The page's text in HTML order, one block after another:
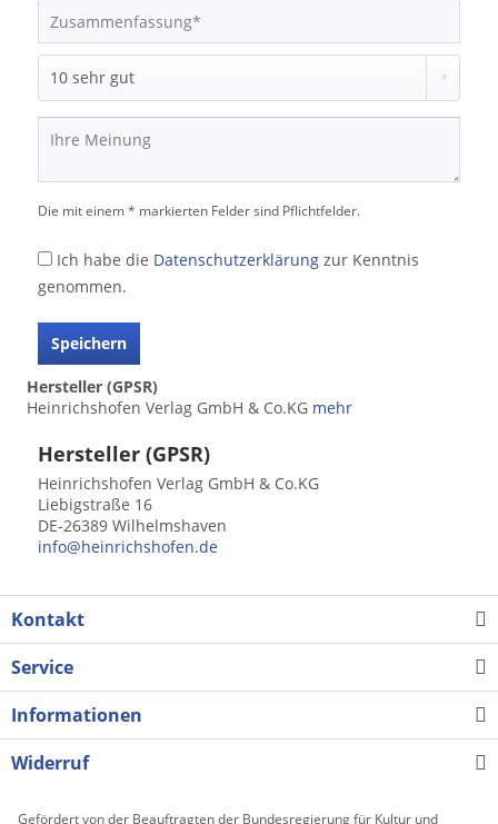
Die mit einem * markierten Felder sind Pflichtfelder.
Ich habe die Datenschutzerklärung zur Kenntnis
genommen.
Speichern
Hersteller (GPSR)
Heinrichshofen Verlag GmbH & Co.KG mehr
Hersteller (GPSR)
Heinrichshofen Verlag GmbH & Co.KG
Liebigstraße 16
DE-26389 Wilhelmshaven
info@heinrichshofen.de
Kontakt
Service
Informationen
Widerruf
Gefördert von der Beauftragten der Bundesregierung für Kultur und